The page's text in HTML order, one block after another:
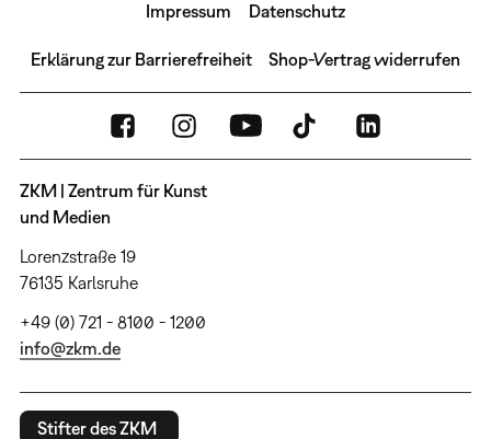
Impressum Datenschutz
Erklärung zur Barrierefreiheit Shop-Vertrag widerrufen
ZKM | Zentrum für Kunst
und Medien
Lorenzstraße 19
76135 Karlsruhe
+49 (0) 721 - 8100 - 1200
info@zkm.de
Stifter des ZKM